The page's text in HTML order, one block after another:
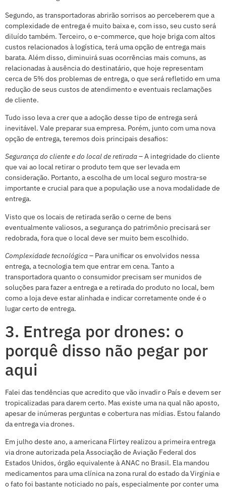
Segundo, as transportadoras abrirão sorrisos ao perceberem que a
complexidade de entrega é muito baixa e, com isso, seu custo será
diluído também. Terceiro, o e-commerce, que hoje briga com altos
custos relacionados à logística, terá uma opção de entrega mais
barata. Além disso, diminuirá suas ocorrências mais comuns, as
relacionadas à ausência do destinatário, que hoje representam
cerca de 5% dos problemas de entrega, o que será refletido em uma
redução de seus custos de atendimento e eventuais reclamações
de cliente.
Tudo isso leva a crer que a adoção desse tipo de entrega será
inevitável. Vale preparar sua empresa. Porém, junto com uma nova
opção de entrega, teremos dois principais desafios:
Segurança do cliente e do local de retirada– A integridade do cliente
que vai ao local retirar o produto tem que ser levada em
consideração. Portanto, a escolha de um local seguro mostra-se
importante e crucial para que a população use a nova modalidade de
entrega.
Visto que os locais de retirada serão o cerne de bens
eventualmente valiosos, a segurança do patrimônio precisará ser
redobrada, fora que o local deve ser muito bem escolhido.
Complexidade tecnológica– Para unificar os envolvidos nessa
entrega, a tecnologia tem que entrar em cena. Tanto a
transportadora quanto o consumidor precisam ser munidos de
soluções para fazer a entrega e a retirada do produto no local, bem
como a loja deve estar alinhada e indicar corretamente onde é o
lugar certo de entrega.
3. Entrega por drones: o
porquê disso não pegar por
aqui
Falei das tendências que acredito que vão invadir o País e devem ser
tropicalizadas para darem certo. Mas existe uma na qual não aposto,
apesar de inúmeras perguntas e cobertura nas mídias. Estou falando
da entrega via drones.
Em julho deste ano, a americana Flirtey realizou a primeira entrega
via drone autorizada pela Associação de Aviação Federal dos
Estados Unidos, órgão equivalente à ANAC no Brasil. Ela mandou
medicamentos para uma clínica na zona rural do estado da Virginia e
o fato foi bastante noticiado no país, especialmente por conter uma